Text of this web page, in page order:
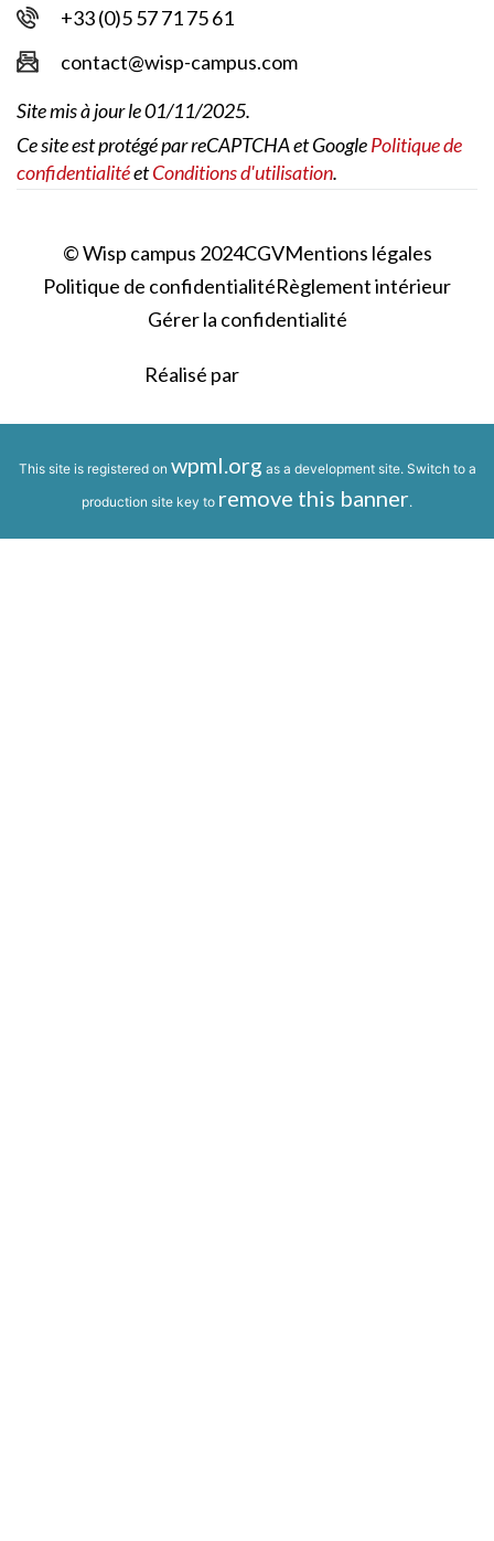
+33 (0)5 57 71 75 61
contact@wisp-campus.com
Site mis à jour le 01/11/2025.
Ce site est protégé par reCAPTCHA et GooglePolitique de
confidentialitéetConditions d'utilisation.
© Wisp campus 2024CGVMentions légales
Politique de confidentialitéRèglement intérieur
Gérer la confidentialité
Réalisé par
This site is registered on wpml.org as a development site. Switch to a
production site key to remove this banner.